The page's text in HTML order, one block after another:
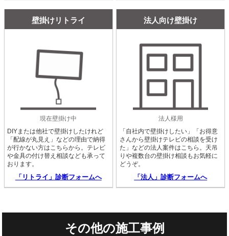
壁掛けリトライ
現在壁掛け中
DIYまたは他社で壁掛けしたけれど
「配線が丸見え」などの理由で納得
が行かない方はこちらから。テレビ
や金具の付け替え相談なども承って
おります。
「リトライ」診断フォームへ
法人向け壁掛け
法人様用
「自社内で壁掛けしたい」「お得意
さんから壁掛けテレビの相談を受け
た」などの法人案件はこちら。天吊
りや複数台の壁掛け相談もお気軽に
どうぞ。
「法人」診断フォームへ
その他の施工事例